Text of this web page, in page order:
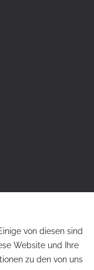
von diesen sind
Website und Ihre
zu den von uns